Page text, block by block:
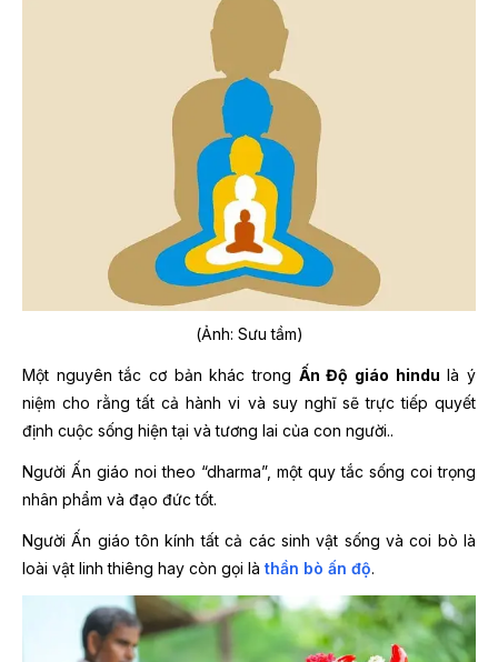
(Ảnh: Sưu tầm)
Một nguyên tắc cơ bản khác trong Ấn Độ giáo hindu là ý
niệm cho rằng tất cả hành vi và suy nghĩ sẽ trực tiếp quyết
định cuộc sống hiện tại và tương lai của con người..
Người Ấn giáo noi theo “dharma”, một quy tắc sống coi trọng
nhân phẩm và đạo đức tốt.
Người Ấn giáo tôn kính tất cả các sinh vật sống và coi bò là
loài vật linh thiêng hay còn gọi là thần bò ấn độ.